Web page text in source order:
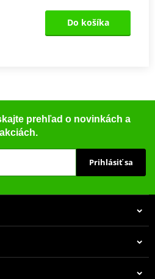
Do košíka
prehľad o novinkách a
akciách.
Prihlásiť sa